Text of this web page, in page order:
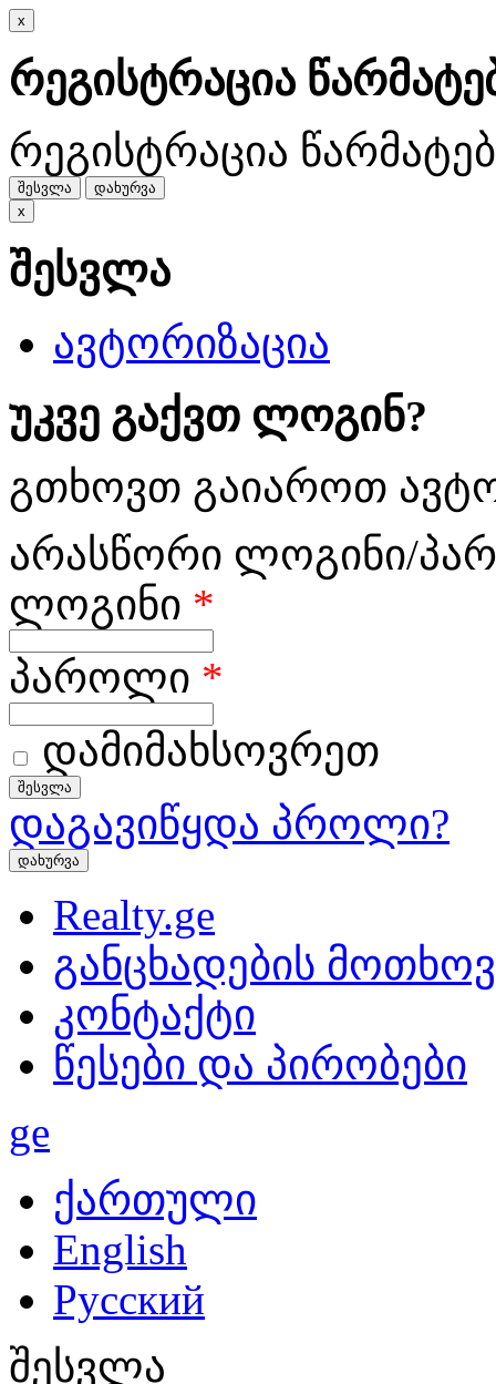
x
რეგისტრაცია
რეგისტრაცია
შესვლა
დახურვა
x
შესვლა
ავტორიზაცია
უკვე გაქვთ ლოგინ?
გთხოვთ გაიაროთ
არასწორი ლოგინი/
ლოგინი *
პაროლი *
დამიმახსოვრეთ
დაგავიწყდა პროლი?
დახურვა
Realty.ge
განცხადების
კონტაქტი
წესები და პირობები
ge
ქართული
English
Русский
შესვლა